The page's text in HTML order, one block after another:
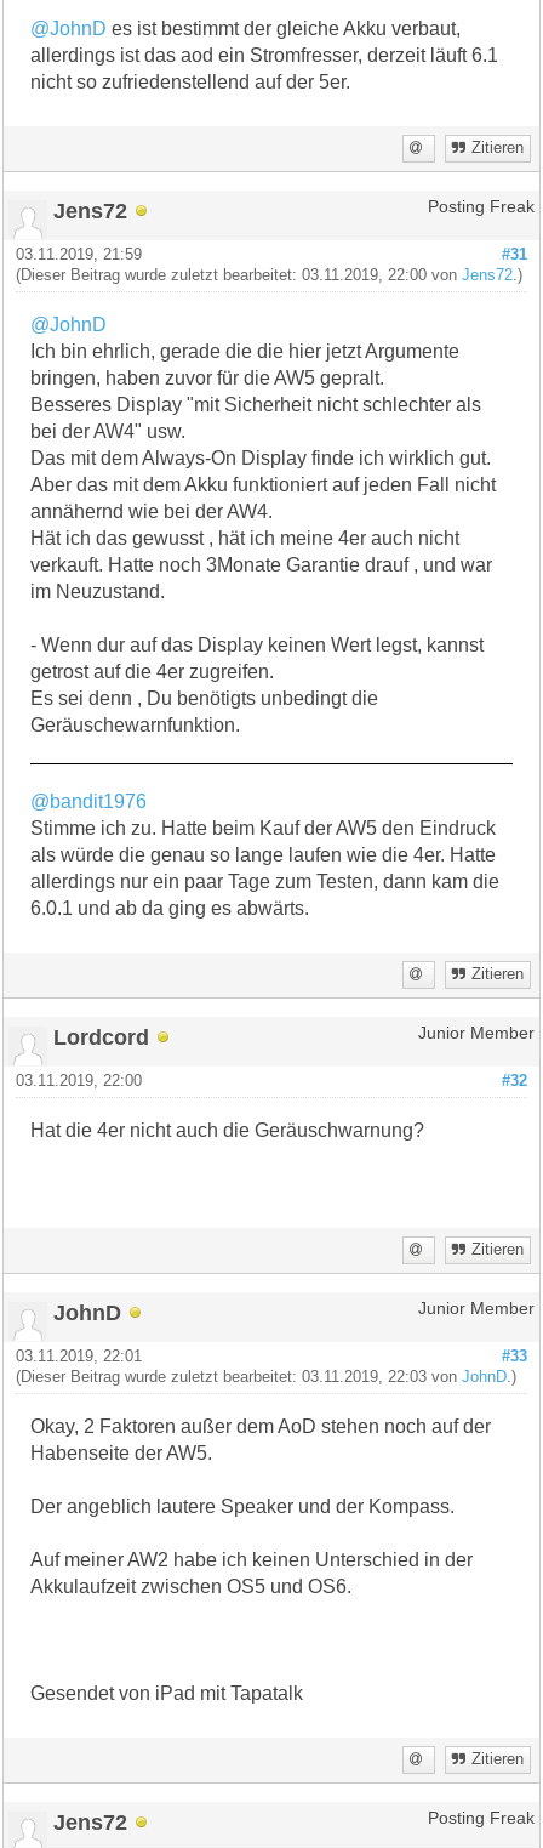
@JohnD es ist bestimmt der gleiche Akku verbaut,
allerdings ist das aod ein Stromfresser, derzeit läuft 6.1
nicht so zufriedenstellend auf der 5er.
Zitieren
Jens72 Posting Freak
#31
03.11.2019, 21:59
(Dieser Beitrag wurde zuletzt bearbeitet: 03.11.2019, 22:00 vonJens72 .)
@JohnD
Ich bin ehrlich, gerade die die hier jetzt Argumente
bringen, haben zuvor für die AW5 gepralt.
Besseres Display "mit Sicherheit nicht schlechter als
bei der AW4" usw.
Das mit dem Always-On Display finde ich wirklich gut.
Aber das mit dem Akku funktioniert auf jeden Fall nicht
annähernd wie bei der AW4.
Hät ich das gewusst , hät ich meine 4er auch nicht
verkauft. Hatte noch 3Monate Garantie drauf , und war
im Neuzustand.
- Wenn dur auf das Display keinen Wert legst, kannst
getrost auf die 4er zugreifen.
Es sei denn , Du benötigts unbedingt die
Geräuschewarnfunktion.
@bandit1976
Stimme ich zu. Hatte beim Kauf der AW5 den Eindruck
als würde die genau so lange laufen wie die 4er. Hatte
allerdings nur ein paar Tage zum Testen, dann kam die
6.0.1 und ab da ging es abwärts.
Zitieren
Lordcord Junior Member
#32
03.11.2019, 22:00
Hat die 4er nicht auch die Geräuschwarnung?
Zitieren
JohnD Junior Member
#33
03.11.2019, 22:01
(Dieser Beitrag wurde zuletzt bearbeitet: 03.11.2019, 22:03 vonJohnD .)
Okay, 2 Faktoren außer dem AoD stehen noch auf der
Habenseite der AW5.
Der angeblich lautere Speaker und der Kompass.
Auf meiner AW2 habe ich keinen Unterschied in der
Akkulaufzeit zwischen OS5 und OS6.
Gesendet von iPad mit Tapatalk
Zitieren
Jens72 Posting Freak